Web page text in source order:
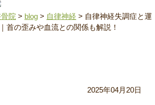
院 > blog > 自律神経 > 自律神経失調症と運
首の歪みや血流との関係も解説！
2025年04月20日